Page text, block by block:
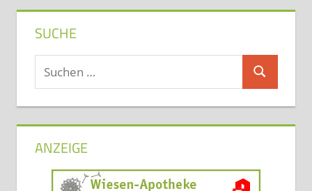
SUCHE
Suchen
nach:
Suchen
ANZEIGE